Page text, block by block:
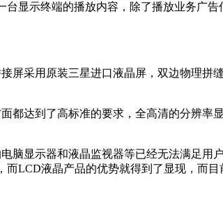
显示终端的播放内容，除了播放业务广
屏采用原装三星进口液晶屏，双边物理拼
都达到了高标准的要求，全高清的分辨
脑显示器和液晶监视器等已经无法满足用
LCD液晶产品的优势就得到了显现，而